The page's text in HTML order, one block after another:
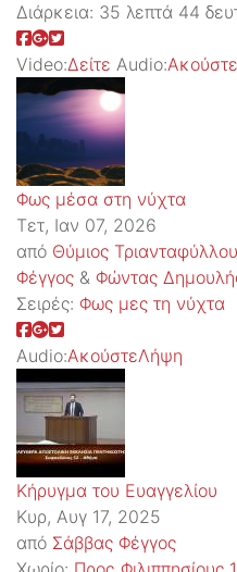
Διάρκεια: 35 λεπτά 44
Video:Δείτε Audio:Ακούστε
Φως μέσα στη νύχτα
Τετ, Ιαν 07, 2026
από Θύμιος Τριανταφύλλου
Φέγγος & Φώντας
Σειρές: Φως μες τη νύχτα
Audio:ΑκούστεΛήψη
Κήρυγμα του Ευαγγελίου
Κυρ, Αυγ 17, 2025
από Σάββας Φέγγος